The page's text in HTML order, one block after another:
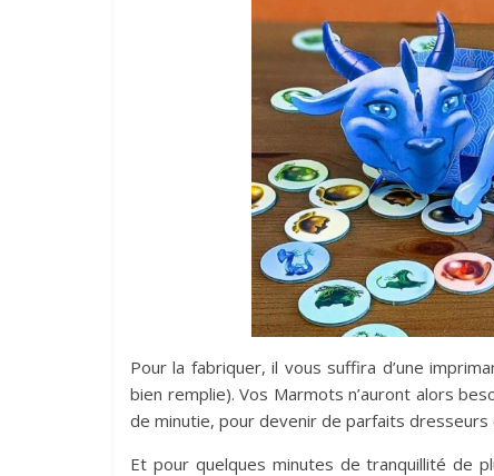
Pour la fabriquer, il vous suffira d’une
bien remplie). Vos Marmots n’auront alors
de minutie, pour devenir de parfaits dresseurs
Et pour quelques minutes de tranquillité de